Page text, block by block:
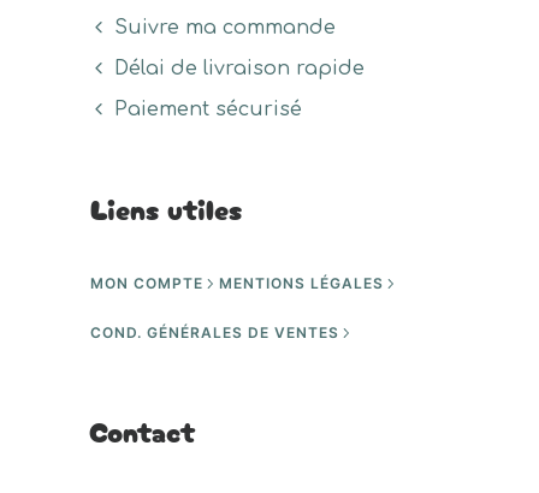
Suivre ma commande
Délai de livraison rapide
Paiement sécurisé
Liens utiles
MON COMPTE MENTIONS LÉGALES
COND. GÉNÉRALES DE VENTES
Contact